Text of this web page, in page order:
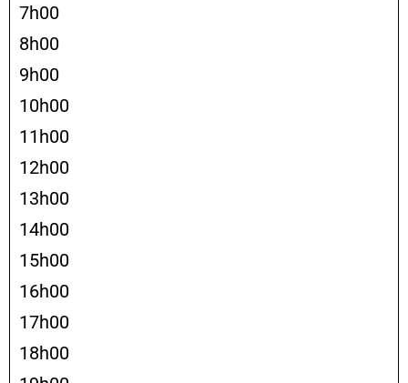
7h00
8h00
9h00
10h00
11h00
12h00
13h00
14h00
15h00
16h00
17h00
18h00